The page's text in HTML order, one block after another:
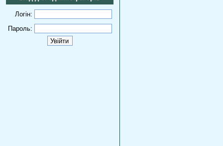
Логін:
Пароль: